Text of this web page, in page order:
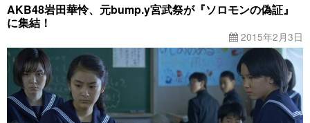
AKB48岩田華怜、元bump.y宮武祭が『ソロモンの偽証』
に集結！
2015年2月3日